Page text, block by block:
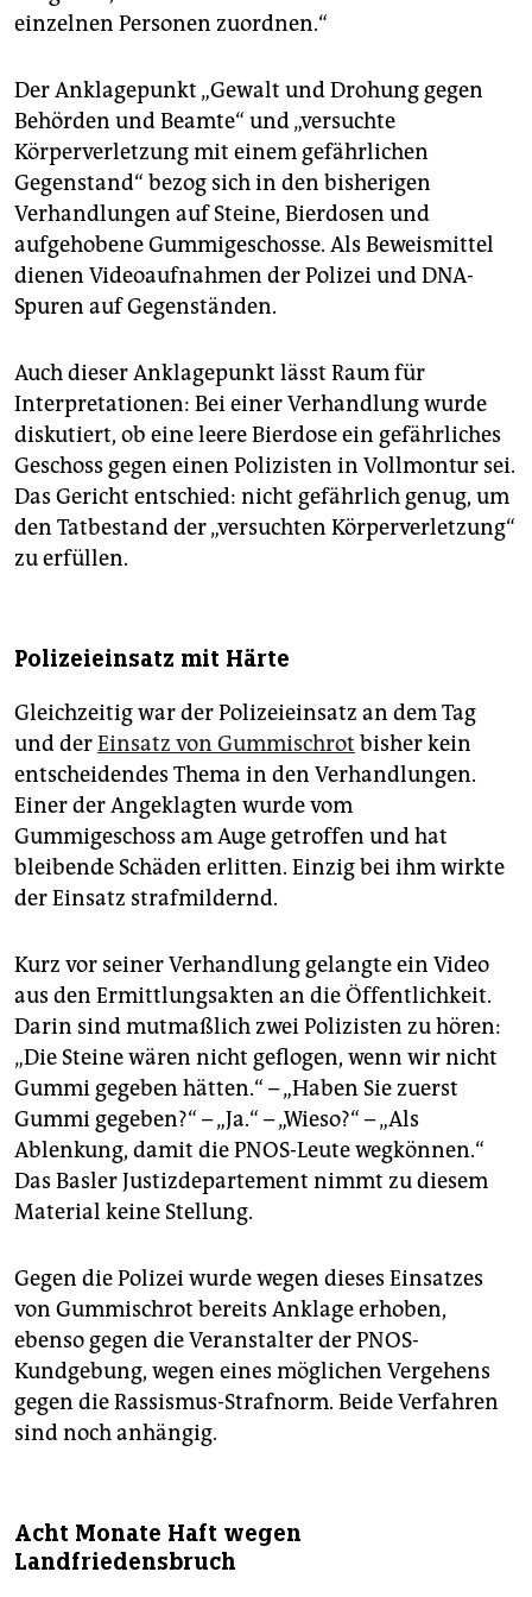
einzelnen Personen zuordnen.“
Der Anklagepunkt „Gewalt und Drohung gegen
Behörden und Beamte“ und „versuchte
Körperverletzung mit einem gefährlichen
Gegenstand“ bezog sich in den bisherigen
Verhandlungen auf Steine, Bierdosen und
aufgehobene Gummigeschosse. Als Beweismittel
dienen Videoaufnahmen der Polizei und DNA-
Spuren auf Gegenständen.
Auch dieser Anklagepunkt lässt Raum für
Interpretationen: Bei einer Verhandlung wurde
diskutiert, ob eine leere Bierdose ein gefährliches
Geschoss gegen einen Polizisten in Vollmontur sei.
Das Gericht entschied: nicht gefährlich genug, um
den Tatbestand der „versuchten Körperverletzung“
zu erfüllen.
Polizeieinsatz mit Härte
Gleichzeitig war der Polizeieinsatz an dem Tag
und derEinsatz von Gummischrot bisher kein
entscheidendes Thema in den Verhandlungen.
Einer der Angeklagten wurde vom
Gummigeschoss am Auge getroffen und hat
bleibende Schäden erlitten. Einzig bei ihm wirkte
der Einsatz strafmildernd.
Kurz vor seiner Verhandlung gelangte ein Video
aus den Ermittlungsakten an die Öffentlichkeit.
Darin sind mutmaßlich zwei Polizisten zu hören:
„Die Steine wären nicht geflogen, wenn wir nicht
Gummi gegeben hätten.“ – „Haben Sie zuerst
Gummi gegeben?“ – „Ja.“ – „Wieso?“ – „Als
Ablenkung, damit die PNOS-Leute wegkönnen.“
Das Basler Justizdepartement nimmt zu diesem
Material keine Stellung.
Gegen die Polizei wurde wegen dieses Einsatzes
von Gummischrot bereits Anklage erhoben,
ebenso gegen die Veranstalter der PNOS-
Kundgebung, wegen eines möglichen Vergehens
gegen die Rassismus-Strafnorm. Beide Verfahren
sind noch anhängig.
Acht Monate Haft wegen
Landfriedensbruch